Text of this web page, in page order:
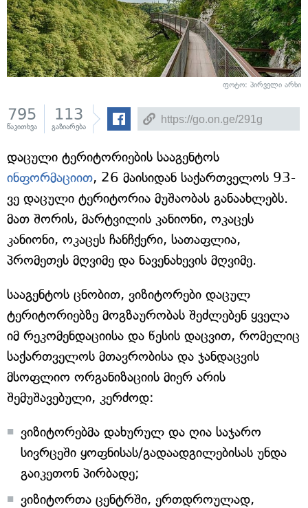
ფოტო: პირველი არხი
795
წაკითხვა
113
გაზიარება
დაცული ტერიტორიების სააგენტოს
ინფორმაციით, 26 მაისიდან საქართველოს 93-
ვე დაცული ტერიტორია მუშაობას განაახლებს.
მათ შორის, მარტვილის კანიონი, ოკაცეს
კანიონი, ოკაცეს ჩანჩქერი, სათაფლია,
პრომეთეს მღვიმე და ნავენახევის მღვიმე.
სააგენტოს ცნობით, ვიზიტორები დაცულ
ტერიტორიებზე მოგზაურობას შეძლებენ ყველა
იმ რეკომენდაციისა და წესის დაცვით, რომელიც
საქართველოს მთავრობისა და ჯანდაცვის
მსოფლიო ორგანიზაციის მიერ არის
შემუშავებული, კერძოდ:
ვიზიტორებმა დახურულ და ღია საჯარო
სივრცეში ყოფნისას/გადაადგილებისას უნდა
გაიკეთონ პირბადე;
ვიზიტორთა ცენტრში, ერთდროულად,